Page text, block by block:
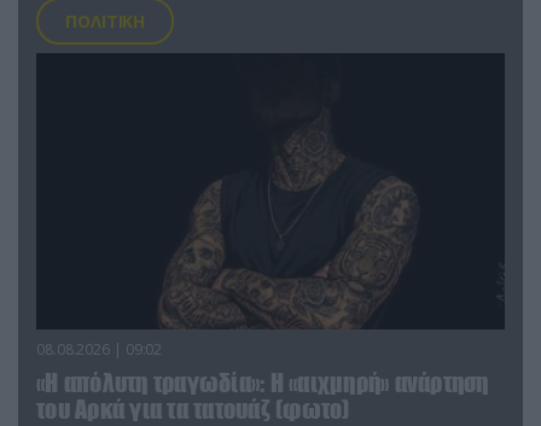
ΠΟΛΙΤΙΚΗ
08.08.2026 | 09:02
«Η απόλυτη τραγωδία»: Η «αιχμηρή» ανάρτηση
του Αρκά για τα τατουάζ (φωτο)